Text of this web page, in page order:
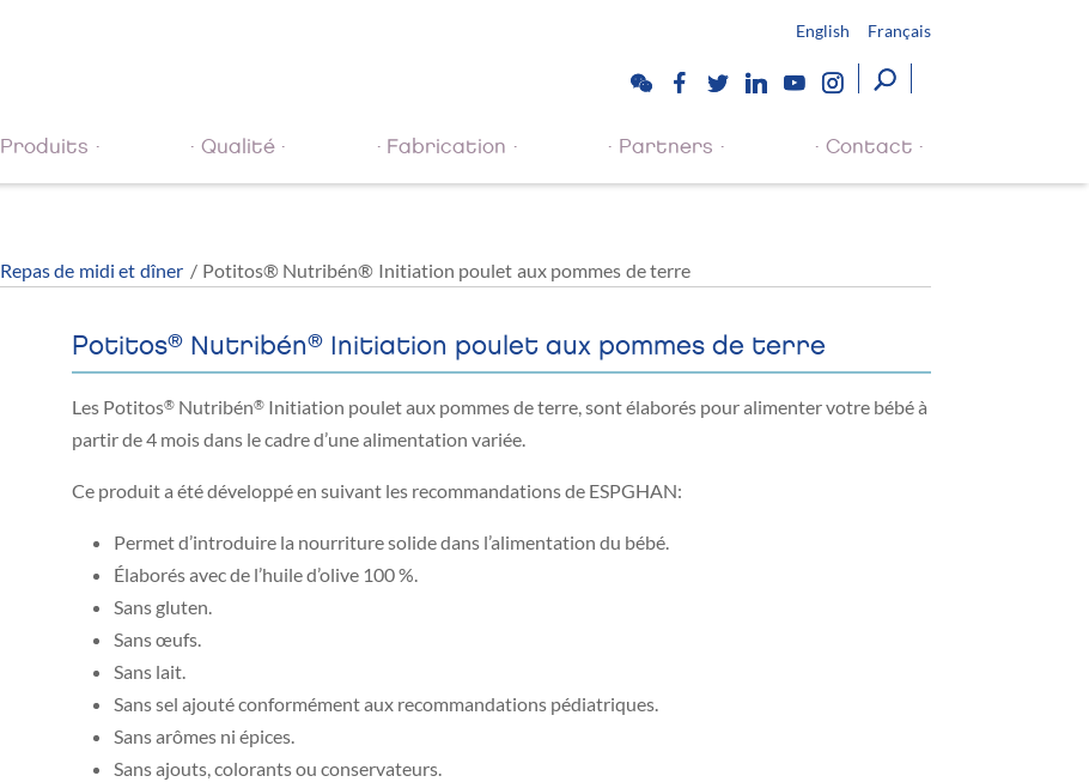
English Français
Produits Qualité Fabrication Partners Contact
Repas de midi et dîner / Potitos® Nutribén® Initiation poulet aux pommes de terre
Potitos® Nutribén® Initiation poulet aux pommes de terre
Les Potitos® Nutribén® Initiation poulet aux pommes de terre, sont élaborés pour alimenter votre bébé à
partir de 4 mois dans le cadre d’une alimentation variée.
Ce produit a été développé en suivant les recommandations de ESPGHAN:
Permet d’introduire la nourriture solide dans l’alimentation du bébé.
Élaborés avec de l’huile d’olive 100 %.
Sans gluten.
Sans œufs.
Sans lait.
Sans sel ajouté conformément aux recommandations pédiatriques.
Sans arômes ni épices.
Sans ajouts, colorants ou conservateurs.